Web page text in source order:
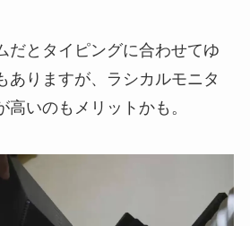
だとタイピングに合わせてゆ
ありますが、ラシカルモニタ
高いのもメリットかも。